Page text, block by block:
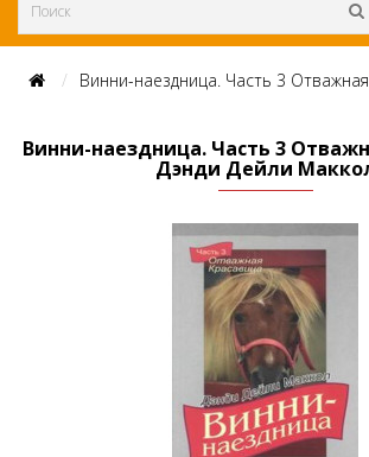
Винни-наездница. Часть 3
Винни-наездница. Часть 3
Дэнди Дейли